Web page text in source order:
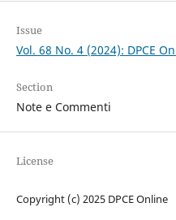
Issue
Vol. 68 No. 4 (2024): DPCE
Section
Note e Commenti
License
Copyright (c) 2025 DPCE Online